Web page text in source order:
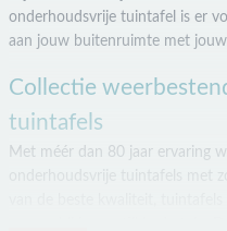
onderhoudsvrije tuintafel is er
aan jouw buitenruimte met
Collectie
tuintafels
Met méér dan 80 jaar ervaring